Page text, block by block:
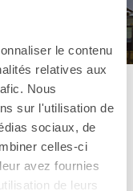
le contenu
relatives aux
Nous
sur l'utilisation de
sociaux, de
celles-ci
avez fournies
de leurs
de Bombardier,
nombreuses
des besoins
en Europe